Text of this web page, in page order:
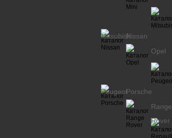
MitsubishiNissan
Opel
PeugeotPorsche
Range
Rover